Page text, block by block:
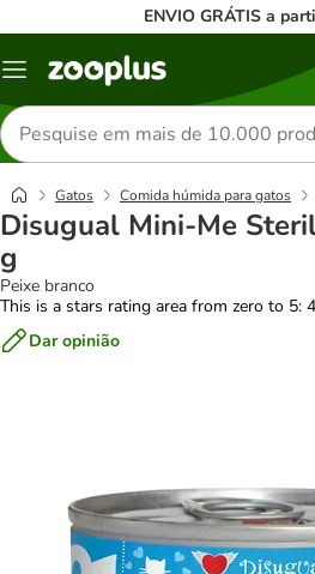
ENVIO GRÁTIS a
Menu
Pesquisar
produtos
Gatos Comida húmida para gatos
Disugual Mini-Me
g
Peixe branco
This is a stars rating area from zero to 5:
Dar opinião